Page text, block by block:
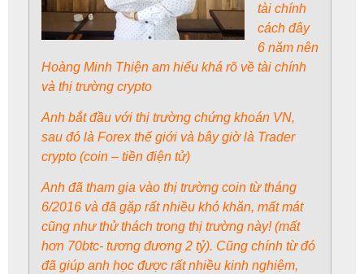
tài chính
cách đây
6 năm nên
Hoàng Minh Thiện am hiểu khá rõ về tài chính
và thị trường crypto
Anh bắt đầu với thị trường chứng khoán VN,
sau đó là Forex thế giới và bây giờ là Trader
crypto (coin – tiền điện tử)
Anh đã tham gia vào thị trường coin từ tháng
6/2016 và đã gặp rất nhiều khó khăn, mất mát
cũng như thử thách trong thị trường này! (mất
hơn 70btc- tương đương 2 tỷ). Cũng chính từ đó
đã giúp anh học được rất nhiều kinh nghiệm,